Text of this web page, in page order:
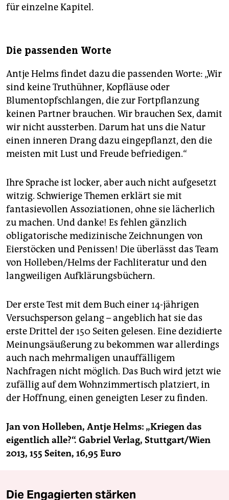
für einzelne Kapitel.
Die passenden Worte
Antje Helms findet dazu die passenden Worte: „Wir
sind keine Truthühner, Kopfläuse oder
Blumentopfschlangen, die zur Fortpflanzung
keinen Partner brauchen. Wir brauchen Sex, damit
wir nicht aussterben. Darum hat uns die Natur
einen inneren Drang dazu eingepflanzt, den die
meisten mit Lust und Freude befriedigen.“
Ihre Sprache ist locker, aber auch nicht aufgesetzt
witzig. Schwierige Themen erklärt sie mit
fantasievollen Assoziationen, ohne sie lächerlich
zu machen. Und danke! Es fehlen gänzlich
obligatorische medizinische Zeichnungen von
Eierstöcken und Penissen! Die überlässt das Team
von Holleben/Helms der Fachliteratur und den
langweiligen Aufklärungsbüchern.
Der erste Test mit dem Buch einer 14-jährigen
Versuchsperson gelang – angeblich hat sie das
erste Drittel der 150 Seiten gelesen. Eine dezidierte
Meinungsäußerung zu bekommen war allerdings
auch nach mehrmaligen unauffälligem
Nachfragen nicht möglich. Das Buch wird jetzt wie
zufällig auf dem Wohnzimmertisch platziert, in
der Hoffnung, einen geneigten Leser zu finden.
Jan von Holleben, Antje Helms: „Kriegen das
eigentlich alle?“. Gabriel Verlag, Stuttgart/Wien
2013, 155 Seiten, 16,95 Euro
Die Engagierten stärken